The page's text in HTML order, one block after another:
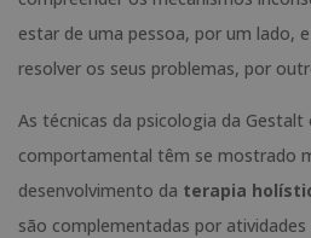
estar de uma pessoa, por um lado,
resolver os seus problemas, por
As técnicas da psicologia da
comportamental têm se mostrado
desenvolvimento da terapia
são complementadas por